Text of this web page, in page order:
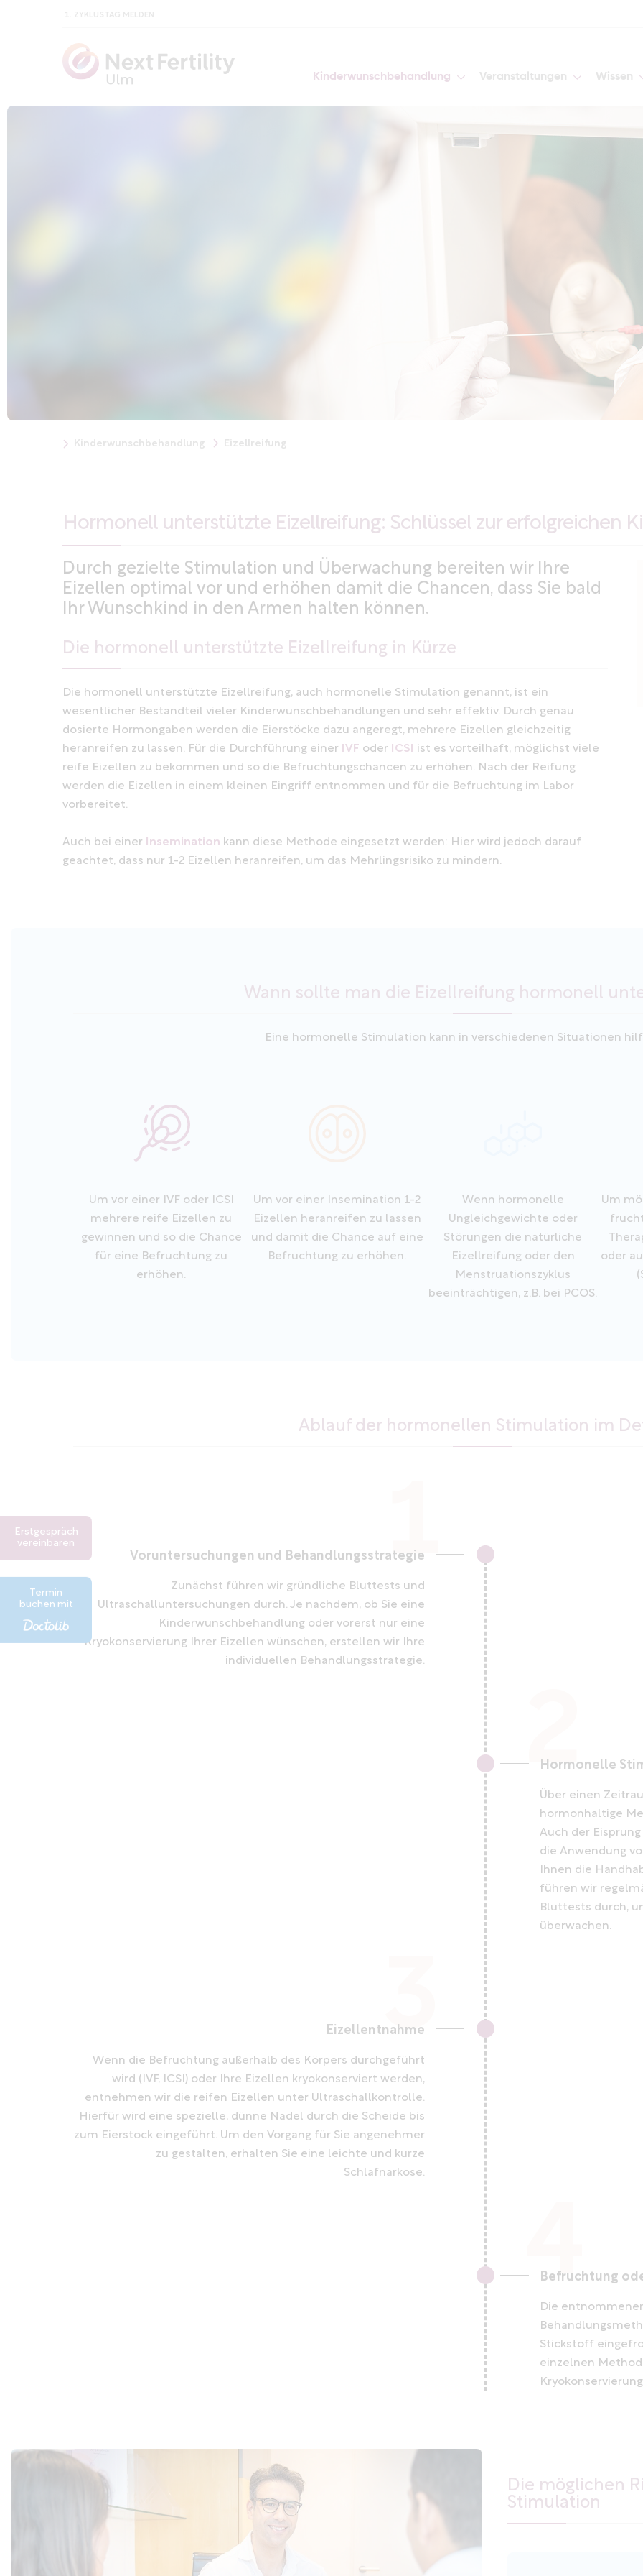
Kinderwunschbehandlung Veranstaltungen Wissen
Kinderwunschbehandlung Eizellreifung
Termin
buchen mit
Erstgespräch
vereinbaren
Hormonell unterstützte Eizellreifung: Schlüssel zur erfolgreichen
Durch gezielte Stimulation und Überwachung bereiten wir Ihre
Eizellen optimal vor und erhöhen damit die Chancen, dass Sie bald
Ihr Wunschkind in den Armen halten können.
Die hormonell unterstützte Eizellreifung in Kürze
Die hormonell unterstützte Eizellreifung, auch hormonelle Stimulation genannt, ist ein
wesentlicher Bestandteil vieler Kinderwunschbehandlungen und sehr effektiv. Durch genau
dosierte Hormongaben werden die Eierstöcke dazu angeregt, mehrere Eizellen gleichzeitig
heranreifen zu lassen. Für die Durchführung einer IVF oder ICSI ist es vorteilhaft, möglichst viele
reife Eizellen zu bekommen und so die Befruchtungschancen zu erhöhen. Nach der Reifung
werden die Eizellen in einem kleinen Eingriff entnommen und für die Befruchtung im Labor
vorbereitet.
Auch bei einer Insemination kann diese Methode eingesetzt werden: Hier wird jedoch darauf
geachtet, dass nur 1-2 Eizellen heranreifen, um das Mehrlingsrisiko zu mindern.
Wann sollte man die Eizellreifung hormonell
Eine hormonelle Stimulation kann in verschiedenen Situationen
Um vor einer IVF oder ICSI
mehrere reife Eizellen zu
gewinnen und so die Chance
für eine Befruchtung zu
erhöhen.
Um vor einer Insemination 1-2
Eizellen heranreifen zu lassen
und damit die Chance auf eine
Befruchtung zu erhöhen.
Wenn hormonelle
Ungleichgewichte oder
Störungen die natürliche
Eizellreifung oder den
Menstruationszyklus
beeinträchtigen, z.B. bei PCOS.
Um
oder
Ablauf der hormonellen Stimulation im
Voruntersuchungen und Behandlungsstrategie
Zunächst führen wir gründliche Bluttests und
Ultraschalluntersuchungen durch. Je nachdem, ob Sie eine
Kinderwunschbehandlung oder vorerst nur eine
Kryokonservierung Ihrer Eizellen wünschen, erstellen wir Ihre
individuellen Behandlungsstrategie.
Hormonelle
Über einen
hormonhaltige
Auch der
die Anwendung
Ihnen die
führen wir
Bluttests durch,
überwachen.
Eizellentnahme
Wenn die Befruchtung außerhalb des Körpers durchgeführt
wird (IVF, ICSI) oder Ihre Eizellen kryokonserviert werden,
entnehmen wir die reifen Eizellen unter Ultraschallkontrolle.
Hierfür wird eine spezielle, dünne Nadel durch die Scheide bis
zum Eierstock eingeführt. Um den Vorgang für Sie angenehmer
zu gestalten, erhalten Sie eine leichte und kurze
Schlafnarkose.
Befruchtung
Die
Stickstoff
einzelnen
Kryokonservierung
Die möglichen
Stimulation